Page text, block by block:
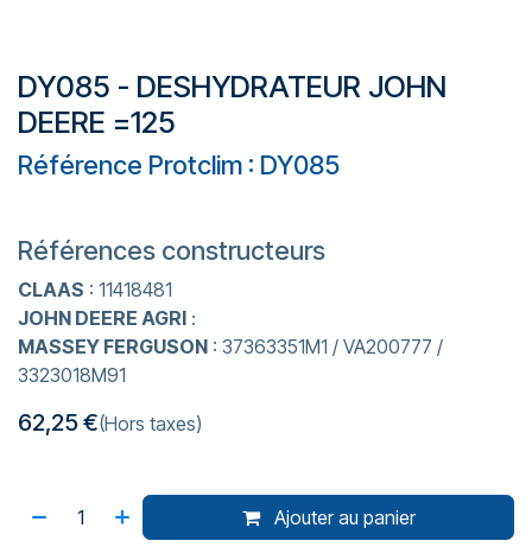
DY085 - DESHYDRATEUR JOHN
DEERE =125
Référence Protclim : DY085
Références constructeurs
CLAAS : 11418481
JOHN DEERE AGRI :
MASSEY FERGUSON : 37363351M1 / VA200777 /
3323018M91
62,25€(Hors taxes)
Ajouter au panier